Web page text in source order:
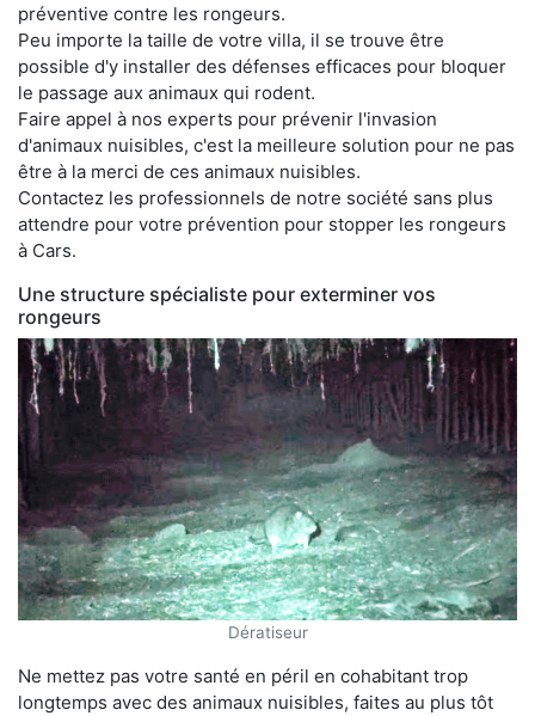
préventive contre les rongeurs.
Peu importe la taille de votre villa, il se trouve être
possible d'y installer des défenses efficaces pour bloquer
le passage aux animaux qui rodent.
Faire appel à nos experts pour prévenir l'invasion
d'animaux nuisibles, c'est la meilleure solution pour ne pas
être à la merci de ces animaux nuisibles.
Contactez les professionnels de notre société sans plus
attendre pour votre prévention pour stopper les rongeurs
à Cars.
Une structure spécialiste pour exterminer vos
rongeurs
Dératiseur
Ne mettez pas votre santé en péril en cohabitant trop
longtemps avec des animaux nuisibles, faites au plus tôt